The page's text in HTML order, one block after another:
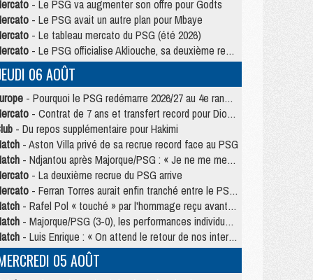
- Le PSG va augmenter son offre pour Godts
- Le PSG avait un autre plan pour Mbaye
- Le tableau mercato du PSG (été 2026)
- Le PSG officialise Akliouche, sa deuxième recrue de l’été
06 AOÛT
- Pourquoi le PSG redémarre 2026/27 au 4e rang du coefficient UEFA
- Contrat de 7 ans et transfert record pour Diomandé loin du PSG
- Du repos supplémentaire pour Hakimi
- Aston Villa privé de sa recrue record face au PSG
- Ndjantou après Majorque/PSG : « Je ne me mets pas de plafond »
- La deuxième recrue du PSG arrive
- Ferran Torres aurait enfin tranché entre le PSG et le Barça
- Rafel Pol « touché » par l'hommage reçu avant Majorque/PSG
- Majorque/PSG (3-0), les performances individuelles
- Luis Enrique : « On attend le retour de nos internationaux »
05 AOÛT